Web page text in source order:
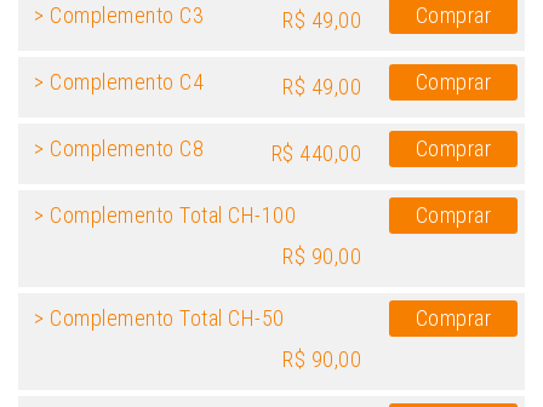
> Complemento C3 R$ 49,00 Comprar
> Complemento C4 R$ 49,00 Comprar
> Complemento C8 R$ 440,00 Comprar
> Complemento Total CH-100
R$ 90,00
Comprar
> Complemento Total CH-50
R$ 90,00
Comprar